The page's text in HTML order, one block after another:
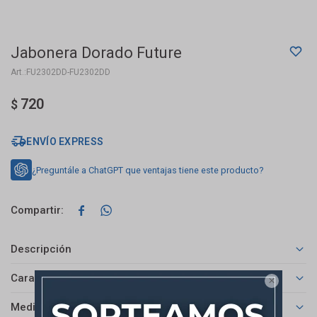

Jabonera Dorado Future
FU2302DD-FU2302DD
$ 720
ENVÍO EXPRESS
¿Preguntále a ChatGPT que ventajas tiene este producto?
 
Descripción
Características
Medios de pago